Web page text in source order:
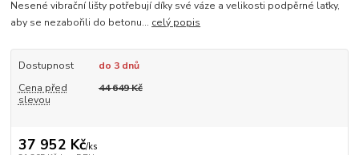
Nesené vibrační lišty potřebují díky své váze a velikosti podpěrné laťky,
aby se nezabořili do betonu... celý popis
Dostupnost
do 3 dnů
Cena před
slevou
44 649 Kč
37 952 Kč/ks